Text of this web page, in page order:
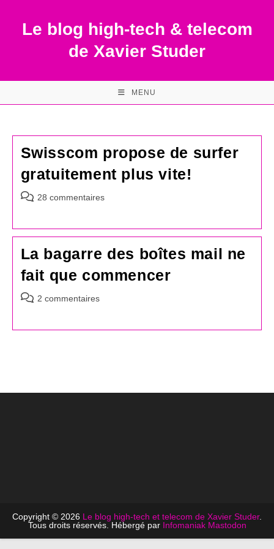
contentLe blog high-tech & telecom
de Xavier Studer
MENU
Swisscom propose de surfer
gratuitement plus vite!
Commentaires
publication :
28 commentaires
La bagarre des boîtes mail ne
fait que commencer
Commentaires
2 commentaires
Copyright © 2026 Le blog high-tech et telecom de Xavier Studer.
Tous droits réservés. Hébergé par Infomaniak Mastodon